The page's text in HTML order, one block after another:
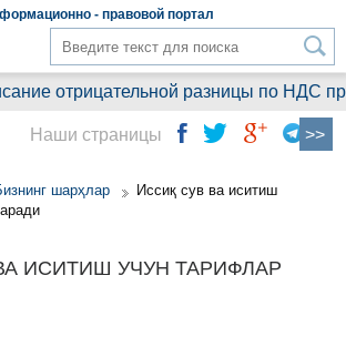
- правовой портал
отрицательной разницы по НДС
шарҳлар
Иссиқ сув ва иситиш
ИСИТИШ УЧУН ТАРИФЛАР
Наши страницы